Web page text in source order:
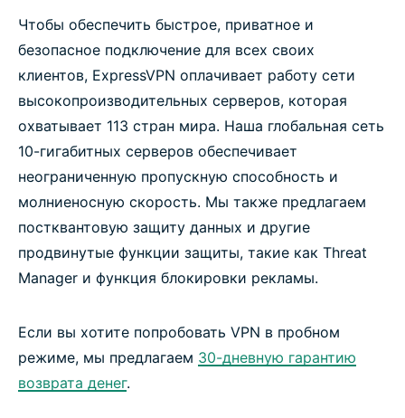
Чтобы обеспечить быстрое, приватное и
безопасное подключение для всех своих
клиентов, ExpressVPN оплачивает работу сети
высокопроизводительных серверов, которая
охватывает 113 стран мира. Наша глобальная сеть
10-гигабитных серверов обеспечивает
неограниченную пропускную способность и
молниеносную скорость. Мы также предлагаем
постквантовую защиту данных и другие
продвинутые функции защиты, такие как Threat
Manager и функция блокировки рекламы.
Если вы хотите попробовать VPN в пробном
режиме, мы предлагаем 30-дневную гарантию
возврата денег.